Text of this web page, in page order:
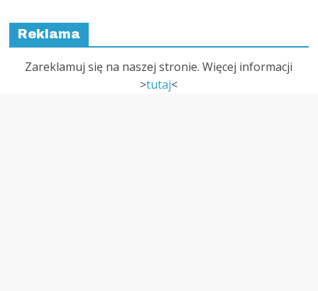
Reklama
Zareklamuj się na naszej stronie. Więcej informacji
>tutaj<